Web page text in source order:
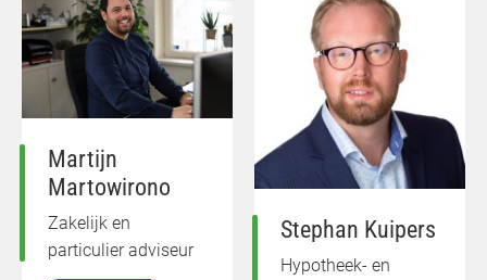
Martijn
Martowirono
Zakelijk en
particulier adviseur
Stephan Kuipers
Hypotheek- en